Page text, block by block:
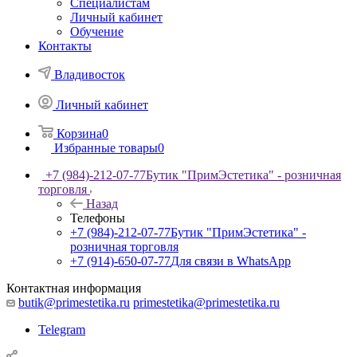
Специалистам
Личный кабинет
Обучение
Контакты
Владивосток
Личный кабинет
Корзина0
Избранные товары0
+7 (984)-212-07-77Бутик "ПримЭстетика" - розничная
торговля
Назад
Телефоны
+7 (984)-212-07-77Бутик "ПримЭстетика" -
розничная торговля
+7 (914)-650-07-77Для связи в WhatsApp
Контактная информация
butik@primestetika.ru primestetika@primestetika.ru
Telegram